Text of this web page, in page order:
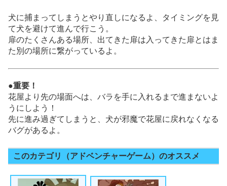
犬に捕まってしまうとやり直しになるよ、タイミングを見
て犬を避けて進んで行こう。
扉のたくさんある場所、出てきた扉は入ってきた扉とはま
た別の場所に繋がっているよ。
●重要！
花屋より先の場面へは、バラを手に入れるまで進まないよ
うにしよう！
先に進み過ぎてしまうと、犬が邪魔で花屋に戻れなくなる
バグがあるよ。
このカテゴリ（アドベンチャーゲーム）のオススメ